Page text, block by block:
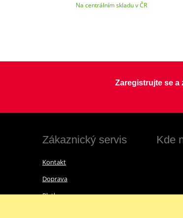
Na centrálním skladu v ČR
Zaregistrujte se a
Zákaznický servis
Kontakt
Doprava
Platba
Kde